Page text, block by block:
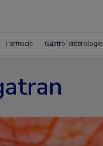
Farmacie Gastro-enterologie